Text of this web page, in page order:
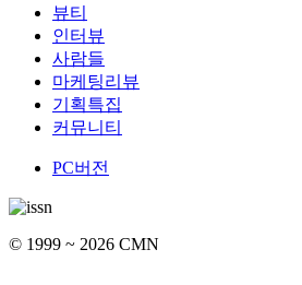
뷰티
인터뷰
사람들
마케팅리뷰
기획특집
커뮤니티
PC버전
© 1999 ~ 2026 CMN